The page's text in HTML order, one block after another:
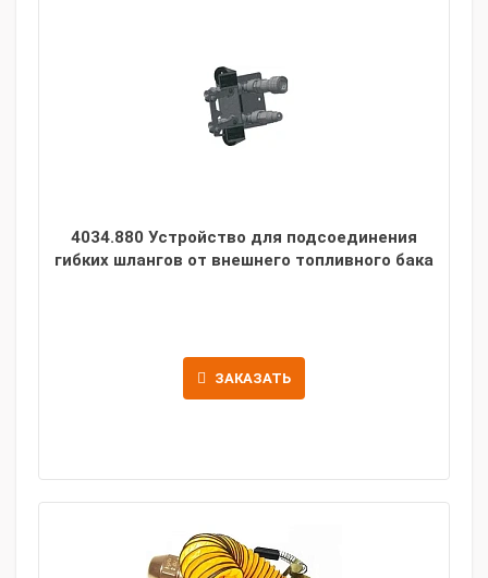
4034.880 Устройство для подсоединения
гибких шлангов от внешнего топливного бака
ЗАКАЗАТЬ